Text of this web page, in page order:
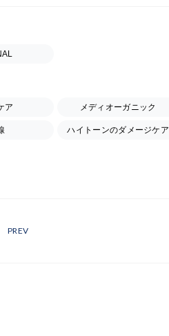
ア メディオーガニック
ハイトーンのダメージケア
PREV